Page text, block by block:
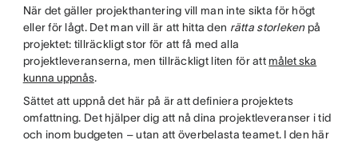
När det gäller projekthantering vill man inte sikta för högt
eller för lågt. Det man vill är att hitta den rätta storlekenpå
projektet: tillräckligt stor för att få med alla
projektleveranserna, men tillräckligt liten för att målet ska
kunna uppnås.
Sättet att uppnå det här på är att definiera projektets
omfattning. Det hjälper dig att nå dina projektleveranser i tid
och inom budgeten – utan att överbelasta teamet. I den här